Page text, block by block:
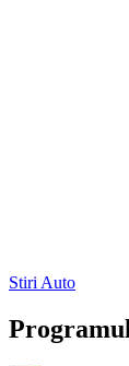
Posted
Stiri Auto